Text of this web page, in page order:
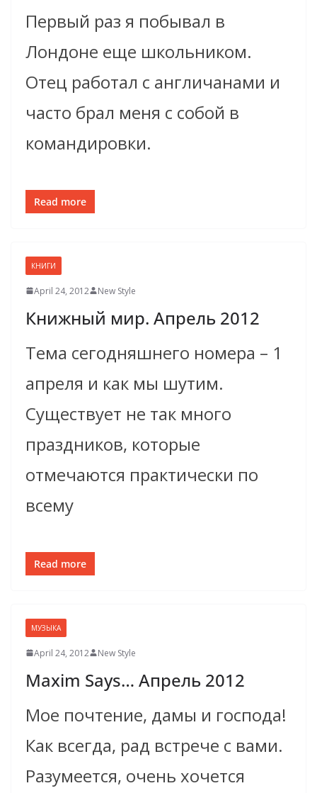
Первый раз я побывал в
Лондоне еще школьником.
Отец работал с англичанами и
часто брал меня с собой в
командировки.
Read more
КНИГИ
April 24, 2012 New Style
Книжный мир. Апрель 2012
Тема сегодняшнего номера – 1
апреля и как мы шутим.
Существует не так много
праздников, которые
отмечаются практически по
всему
Read more
МУЗЫКА
April 24, 2012 New Style
Maxim Says… Апрель 2012
Мое почтение, дамы и господа!
Как всегда, рад встрече с вами.
Разумеется, очень хочется